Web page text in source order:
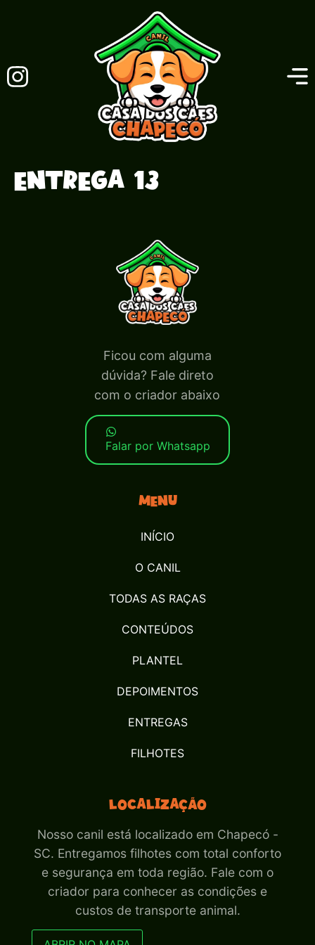
Entrega 13
Ficou com alguma
dúvida? Fale direto
com o criador abaixo
Falar por Whatsapp
Menu
INÍCIO
O CANIL
TODAS AS RAÇAS
CONTEÚDOS
PLANTEL
DEPOIMENTOS
ENTREGAS
FILHOTES
Localização
Nosso canil está localizado em Chapecó -
SC. Entregamos filhotes com total conforto
e segurança em toda região. Fale com o
criador para conhecer as condições e
custos de transporte animal.